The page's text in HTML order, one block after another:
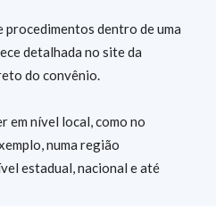
procedimentos dentro de uma
detalhada no site da
do convênio.
em nível local, como no
numa região
estadual, nacional e até